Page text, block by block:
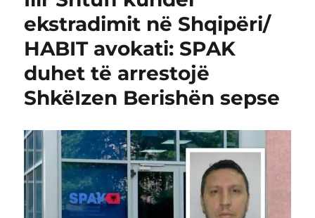
ekstradimit në Shqipëri/
HABIT avokati: SPAK
duhet të arrestojë
ShkëIzen Berishën sepse